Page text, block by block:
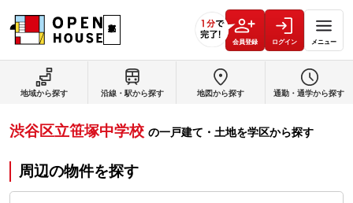
会員登録 ログイン メニュー
地域から探す 沿線・駅から探す 地図から探す 通勤・通学から探す
渋谷区立笹塚中学校 の一戸建て・土地を学区から探す
周辺の物件を探す